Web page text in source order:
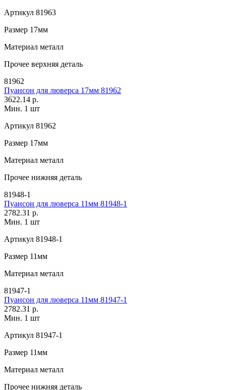
Артикул 81963
Размер 17мм
Материал металл
Прочее верхняя деталь
81962
Пуансон для люверса 17мм 81962
3622.14 р.
Мин. 1 шт
Артикул 81962
Размер 17мм
Материал металл
Прочее нижняя деталь
81948-1
Пуансон для люверса 11мм 81948-1
2782.31 р.
Мин. 1 шт
Артикул 81948-1
Размер 11мм
Материал металл
81947-1
Пуансон для люверса 11мм 81947-1
2782.31 р.
Мин. 1 шт
Артикул 81947-1
Размер 11мм
Материал металл
Прочее нижняя деталь